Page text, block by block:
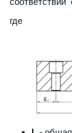
где